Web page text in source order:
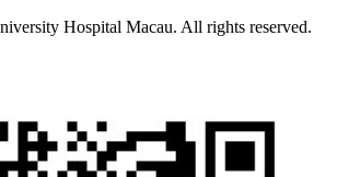
Hospital Macau. All rights reserved.